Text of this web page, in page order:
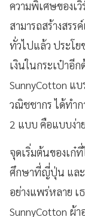
ความพิเศษของเ
สามารถสร้างสร
ทั่วไปแล้ว ประโ
เงินในกระเป๋าอีก
SunnyCotton แ
วณิชชากร ได้ทำก
2 แบบ คือแบบง่
จุดเริ่มต้นของเก๋
ศึกษาที่ญี่ปุ่น และ
อย่างแพร่หลาย เ
SunnyCotton ผ้